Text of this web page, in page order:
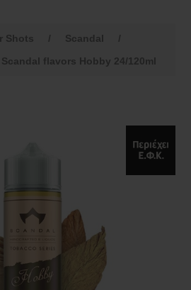
Shots / Scandal
/
Scandal flavors Hobby 24/120ml